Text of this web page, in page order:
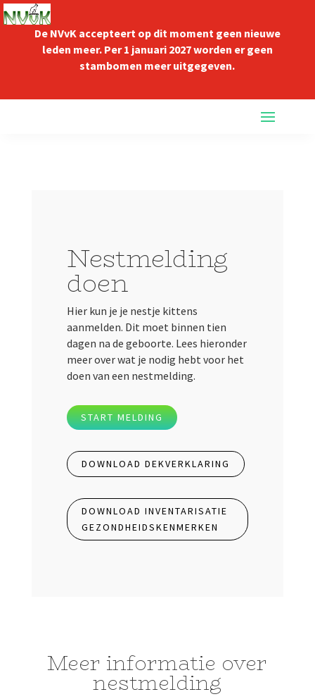
De NVvK accepteert op dit moment geen nieuwe
leden meer. Per 1 januari 2027 worden er geen
stambomen meer uitgegeven.
Nestmelding
doen
Hier kun je je nestje kittens
aanmelden. Dit moet binnen tien
dagen na de geboorte. Lees hieronder
meer over wat je nodig hebt voor het
doen van een nestmelding.
START MELDING
DOWNLOAD DEKVERKLARING
DOWNLOAD INVENTARISATIE
GEZONDHEIDSKENMERKEN
Meer informatie over
nestmelding